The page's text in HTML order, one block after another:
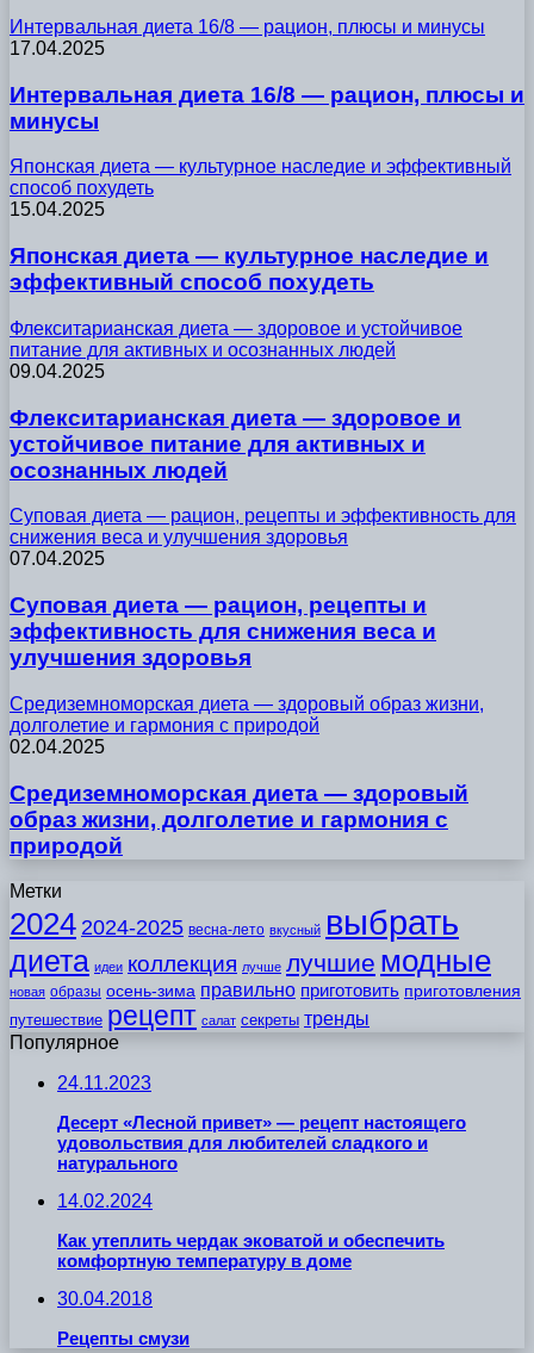
Интервальная диета 16/8 — рацион, плюсы и минусы
17.04.2025
Интервальная диета 16/8 — рацион, плюсы и
минусы
Японская диета — культурное наследие и эффективный
способ похудеть
15.04.2025
Японская диета — культурное наследие и
эффективный способ похудеть
Флекситарианская диета — здоровое и устойчивое
питание для активных и осознанных людей
09.04.2025
Флекситарианская диета — здоровое и
устойчивое питание для активных и
осознанных людей
Суповая диета — рацион, рецепты и эффективность для
снижения веса и улучшения здоровья
07.04.2025
Суповая диета — рацион, рецепты и
эффективность для снижения веса и
улучшения здоровья
Средиземноморская диета — здоровый образ жизни,
долголетие и гармония с природой
02.04.2025
Средиземноморская диета — здоровый
образ жизни, долголетие и гармония с
природой
Метки
2024 2024-2025 весна-лето вкусный выбрать
диета идеи коллекция лучше лучшие модные
новая образы осень-зима правильно приготовить приготовления
путешествие рецепт салат секреты тренды
Популярное
24.11.2023
Десерт «Лесной привет» — рецепт настоящего
удовольствия для любителей сладкого и
натурального
14.02.2024
Как утеплить чердак эковатой и обеспечить
комфортную температуру в доме
30.04.2018
Рецепты смузи